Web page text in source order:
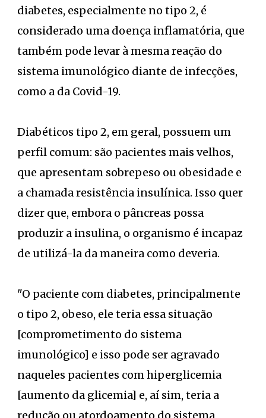
diabetes, especialmente no tipo 2, é
considerado uma doença inflamatória, que
também pode levar à mesma reação do
sistema imunológico diante de infecções,
como a da Covid-19.
Diabéticos tipo 2, em geral, possuem um
perfil comum: são pacientes mais velhos,
que apresentam sobrepeso ou obesidade e
a chamada resistência insulínica. Isso quer
dizer que, embora o pâncreas possa
produzir a insulina, o organismo é incapaz
de utilizá-la da maneira como deveria.
"O paciente com diabetes, principalmente
o tipo 2, obeso, ele teria essa situação
[comprometimento do sistema
imunológico] e isso pode ser agravado
naqueles pacientes com hiperglicemia
[aumento da glicemia] e, aí sim, teria a
redução ou atordoamento do sistema